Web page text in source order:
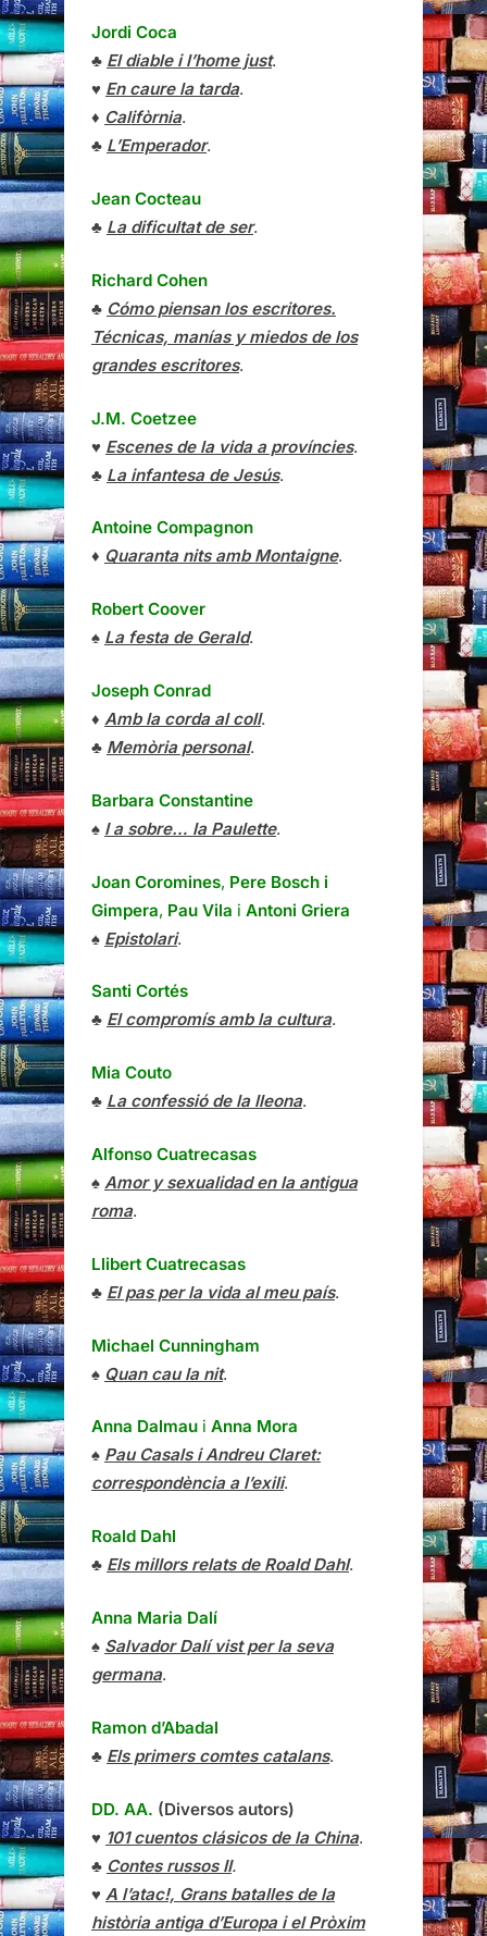
Jordi Coca
♣ El diable i l’home just.
♥ En caure la tarda.
♦ Califòrnia.
♣ L’Emperador.
Jean Cocteau
♣ La dificultat de ser.
Richard Cohen
♣ Cómo piensan los escritores.
Técnicas, manías y miedos de los
grandes escritores.
J.M. Coetzee
♥ Escenes de la vida a províncies.
♣ La infantesa de Jesús.
Antoine Compagnon
♦ Quaranta nits amb Montaigne.
Robert Coover
♠ La festa de Gerald.
Joseph Conrad
♦ Amb la corda al coll.
♣ Memòria personal.
Barbara Constantine
♠ I a sobre… la Paulette.
Joan Coromines, Pere Bosch i
Gimpera, Pau Vila i Antoni Griera
♠ Epistolari.
Santi Cortés
♣ El compromís amb la cultura.
Mia Couto
♣ La confessió de la lleona.
Alfonso Cuatrecasas
♠ Amor y sexualidad en la antigua
roma.
Llibert Cuatrecasas
♣ El pas per la vida al meu país.
Michael Cunningham
♠ Quan cau la nit.
Anna Dalmau i Anna Mora
♠ Pau Casals i Andreu Claret:
correspondència a l’exili.
Roald Dahl
♣ Els millors relats de Roald Dahl.
Anna Maria Dalí
♠ Salvador Dalí vist per la seva
germana.
Ramon d’Abadal
♣ Els primers comtes catalans.
DD. AA. (Diversos autors)
♥ 101 cuentos clásicos de la China.
♣ Contes russos II.
♥ A l’atac!, Grans batalles de la
història antiga d’Europa i el Pròxim